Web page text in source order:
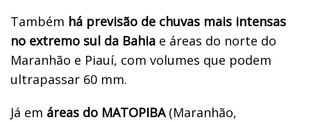
Também há previsão de chuvas mais intensas
no extremo sul da Bahia e áreas do norte do
Maranhão e Piauí, com volumes que podem
ultrapassar 60 mm.
Já em áreas do MATOPIBA(Maranhão,